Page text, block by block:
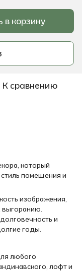
в корзину
К сравнению
который
помещения и
изображения,
выгоранию.
и
годы.
любого
лофт и